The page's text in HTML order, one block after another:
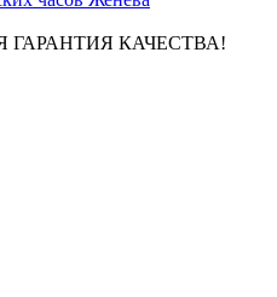
ГАРАНТИЯ КАЧЕСТВА!